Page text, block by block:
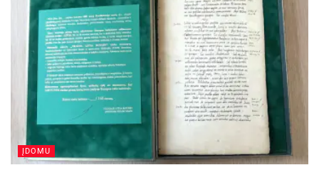
ĮDOMU